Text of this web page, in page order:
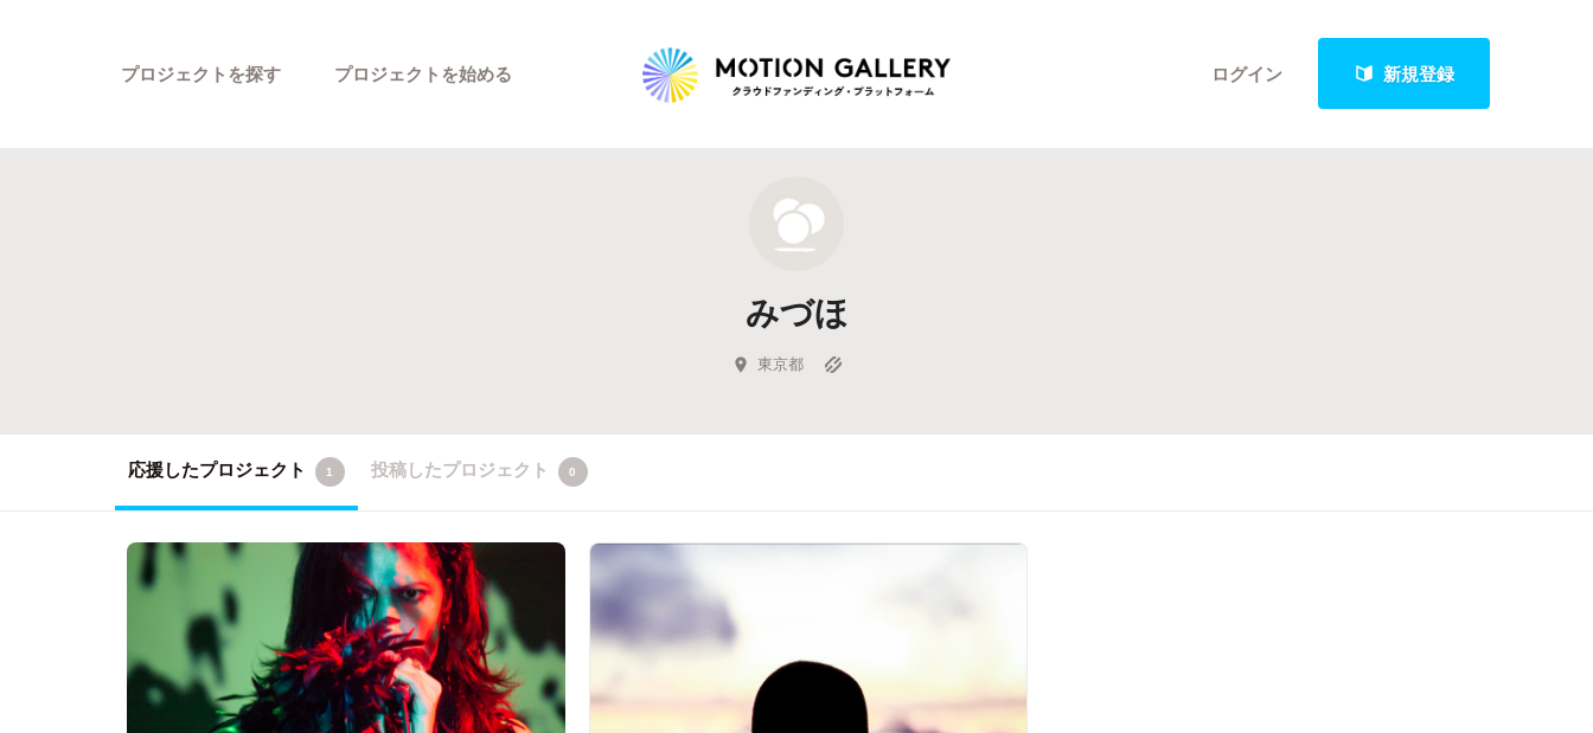
ログイン 新規登録
プロジェクトを探す
新着プロジェクト
Feature
キュレーターから探す
プロジェクトを始める
みづほ
東京都
応援したプロジェクト 1 投稿したプロジェクト 0